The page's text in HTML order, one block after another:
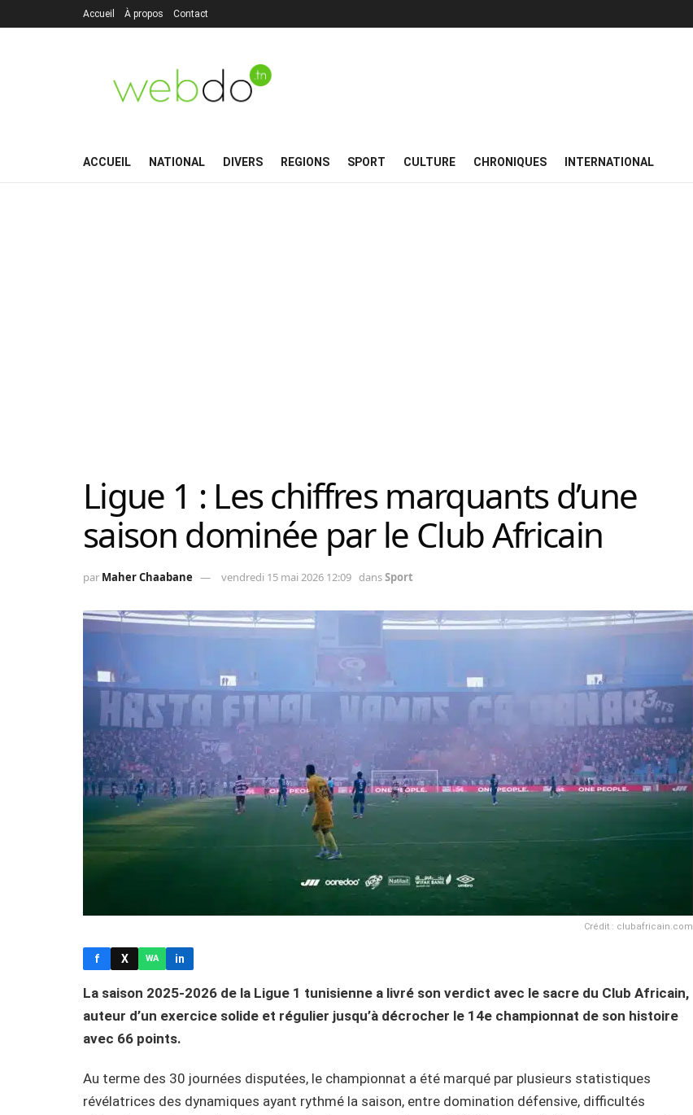
Accueil À propos Contact
ACCUEIL NATIONAL DIVERS REGIONS SPORT CULTURE CHRONIQUES INTERNATIONAL
Ligue 1 : Les chiffres marquants d’une
saison dominée par le Club Africain
par Maher Chaabane vendredi 15 mai 2026 12:09 dansSport
Crédit : clubafricain.com
f X WA in
La saison 2025-2026 de la Ligue 1 tunisienne a livré son verdict avec le sacre du Club Africain,
auteur d’un exercice solide et régulier jusqu’à décrocher le 14e championnat de son histoire
avec 66 points.
Au terme des 30 journées disputées, le championnat a été marqué par plusieurs statistiques
révélatrices des dynamiques ayant rythmé la saison, entre domination défensive, difficultés